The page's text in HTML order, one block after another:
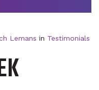
Lemans in Testimonials